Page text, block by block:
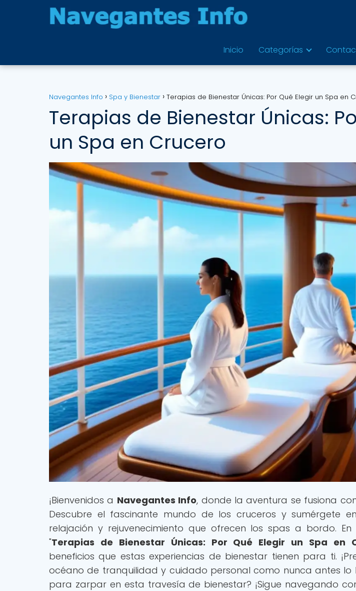
Inicio Categorías
Navegantes Info Spa y Bienestar Terapias de Bienestar Únicas: Por Qué Elegir un Spa en
Terapias de Bienestar Únicas:
un Spa en Crucero
¡Bienvenidos a Navegantes Info, donde la aventura se fusiona
Descubre el fascinante mundo de los cruceros y sumérgete
relajación y rejuvenecimiento que ofrecen los spas a bordo.
"Terapias de Bienestar Únicas: Por Qué Elegir un Spa en
beneficios que estas experiencias de bienestar tienen para ti.
océano de tranquilidad y cuidado personal como nunca antes lo
para zarpar en esta travesía de bienestar? ¡Sigue navegando